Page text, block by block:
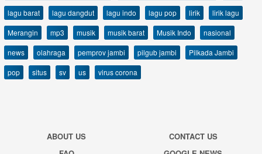
lagu barat
lagu dangdut lagu indo lagu pop lirik
lirik lagu
Merangin
mp3 musik musik barat Musik Indo
nasional
news
olahraga pemprov jambi pilgub jambi
Pilkada Jambi
pop
situs sv us virus corona
ABOUT US
CONTACT US